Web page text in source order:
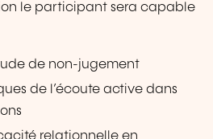
le participant sera capable
de non-jugement
de l’écoute active dans
relationnelle en